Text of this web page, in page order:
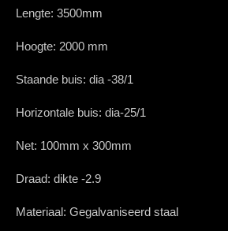
Lengte: 3500mm
Hoogte: 2000 mm
Staande buis: dia -38/1
Horizontale buis: dia-25/1
Net: 100mm x 300mm
Draad: dikte -2.9
Materiaal: Gegalvaniseerd staal